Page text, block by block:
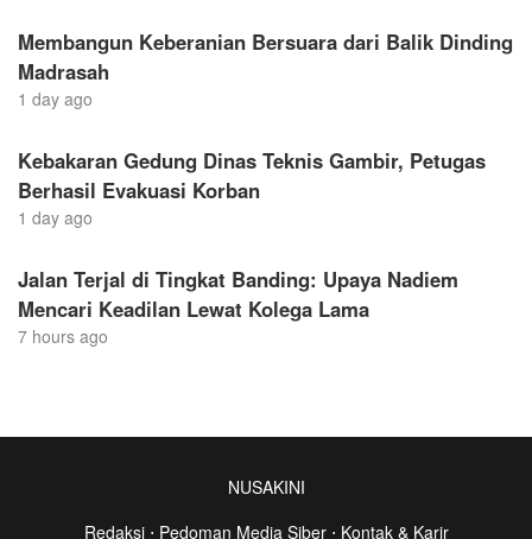
Membangun Keberanian Bersuara dari Balik Dinding
Madrasah
1 day ago
Kebakaran Gedung Dinas Teknis Gambir, Petugas
Berhasil Evakuasi Korban
1 day ago
Jalan Terjal di Tingkat Banding: Upaya Nadiem
Mencari Keadilan Lewat Kolega Lama
7 hours ago
NUSAKINI
Redaksi⋅ Pedoman Media Siber⋅ Kontak & Karir